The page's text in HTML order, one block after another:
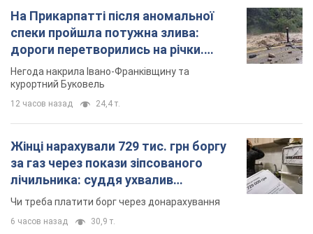
На Прикарпатті після аномальної
спеки пройшла потужна злива:
дороги перетворились на річки.
Відео
Негода накрила Івано-Франківщину та
курортний Буковель
12 часов назад 24,4 т.
Жінці нарахували 729 тис. грн боргу
за газ через покази зіпсованого
лічильника: суддя ухвалив
неочікуване рішення
Чи треба платити борг через донарахування
6 часов назад 30,9 т.